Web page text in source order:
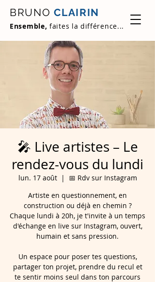
BRUNO CLAIRIN
Ensemble, faites la différence...
🎤 Live artistes – Le
rendez-vous du lundi
lun. 17 août
  |
📅 Rdv sur Instagram
Artiste en questionnement, en
construction ou déjà en chemin ?
Chaque lundi à 20h, je t'invite à un temps
d'échange en live sur Instagram, ouvert,
humain et sans pression.
Un espace pour poser tes questions,
partager ton projet, prendre du recul et
te sentir moins seul dans ton parcours